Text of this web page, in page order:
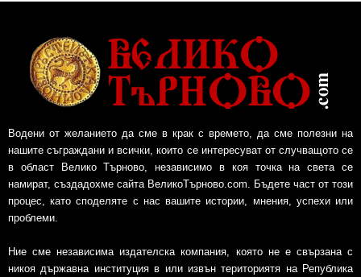
Водени от желанието да сме в крак с времето, да сме полезни на
нашите съграждани и всички, които се интересуват от случващото се
в област Велико Търново, независимо в коя точка на света се
намират, създадохме сайта ВеликоТърново.com. Бъдете част от този
процес, като споделяте с нас вашите истории, мнения, успехи или
проблеми.
Ние сме независима издателска компания, която не е свързана с
никоя държавна институция в или извън териториятя на Република